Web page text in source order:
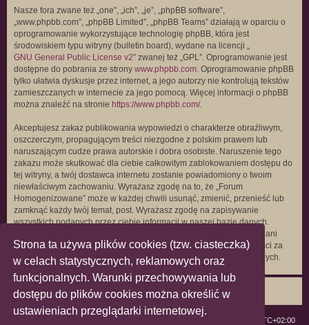
Strona ta używa plików cookies (tzw. ciasteczka)
w celach statystycznych, reklamowych oraz
funkcjonalnych. Warunki przechowywania lub
dostępu do plików cookies można określić w
ustawieniach przeglądarki internetowej.
Nasze fora zwane też „one”, „ich”, „je”, „phpBB software”,
„www.phpbb.com”, „phpBB Limited”, „phpBB Teams” działają w oparciu o
oprogramowanie wykorzystujące technologię phpBB, która jest
środowiskiem typu witryny (bulletin board), wydane na licencji „
GNU General Public License v2” zwanej też „GPL”. Oprogramowanie jest
dostępne do pobrania ze strony www.phpbb.com. Oprogramowanie phpBB
tylko ułatwia dyskusje przez internet, a jego autorzy nie kontrolują tekstów
zamieszczanych w internecie za jego pomocą. Więcej informacji o phpBB
można znaleźć na stronie https://www.phpbb.com/.
Akceptujesz zakaz publikowania wypowiedzi o charakterze obraźliwym,
oszczerczym, propagującym treści niezgodne z polskim prawem lub
naruszającym cudze prawa autorskie i dobra osobiste. Naruszenie tego
zakazu może skutkować dla ciebie całkowitym zablokowaniem dostępu do
tej witryny, a twój dostawca internetu zostanie powiadomiony o twoim
niewłaściwym zachowaniu. Wyrażasz zgodę na to, że „Forum
Homogenizowane” może w każdej chwili usunąć, zmienić, przenieść lub
zamknąć każdy twój temat, post. Wyrażasz zgodę na zapisywanie
wszystkich podanych przez ciebie informacji w naszej bazie danych.
Informacje te nie będą przekazywane nikomu bez twojej zgody, ale ani
„Forum Homogenizowane”, ani phpBB nie ponosi odpowiedzialności za
włamania do witryny, podczas których może dojść do kradzieży danych.
UTC+02:00